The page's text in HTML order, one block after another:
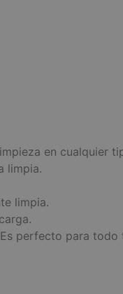
en cualquier
limpia.
limpia.
perfecto para